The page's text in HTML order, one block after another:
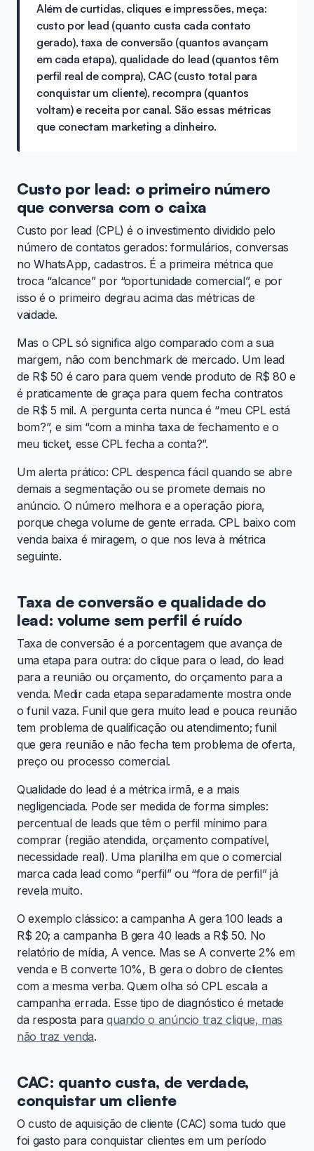
Além de curtidas, cliques e impressões, meça:
custo por lead (quanto custa cada contato
gerado), taxa de conversão (quantos avançam
em cada etapa), qualidade do lead (quantos têm
perfil real de compra), CAC (custo total para
conquistar um cliente), recompra (quantos
voltam) e receita por canal. São essas métricas
que conectam marketing a dinheiro.
Custo por lead: o primeiro número
que conversa com o caixa
Custo por lead (CPL) é o investimento dividido pelo
número de contatos gerados: formulários, conversas
no WhatsApp, cadastros. É a primeira métrica que
troca “alcance” por “oportunidade comercial”, e por
isso é o primeiro degrau acima das métricas de
vaidade.
Mas o CPL só significa algo comparado com a sua
margem, não com benchmark de mercado. Um lead
de R$ 50 é caro para quem vende produto de R$ 80 e
é praticamente de graça para quem fecha contratos
de R$ 5 mil. A pergunta certa nunca é “meu CPL está
bom?”, e sim “com a minha taxa de fechamento e o
meu ticket, esse CPL fecha a conta?”.
Um alerta prático: CPL despenca fácil quando se abre
demais a segmentação ou se promete demais no
anúncio. O número melhora e a operação piora,
porque chega volume de gente errada. CPL baixo com
venda baixa é miragem, o que nos leva à métrica
seguinte.
Taxa de conversão e qualidade do
lead: volume sem perfil é ruído
Taxa de conversão é a porcentagem que avança de
uma etapa para outra: do clique para o lead, do lead
para a reunião ou orçamento, do orçamento para a
venda. Medir cada etapa separadamente mostra onde
o funil vaza. Funil que gera muito lead e pouca reunião
tem problema de qualificação ou atendimento; funil
que gera reunião e não fecha tem problema de oferta,
preço ou processo comercial.
Qualidade do lead é a métrica irmã, e a mais
negligenciada. Pode ser medida de forma simples:
percentual de leads que têm o perfil mínimo para
comprar (região atendida, orçamento compatível,
necessidade real). Uma planilha em que o comercial
marca cada lead como “perfil” ou “fora de perfil” já
revela muito.
O exemplo clássico: a campanha A gera 100 leads a
R$ 20; a campanha B gera 40 leads a R$ 50. No
relatório de mídia, A vence. Mas se A converte 2% em
venda e B converte 10%, B gera o dobro de clientes
com a mesma verba. Quem olha só CPL escala a
campanha errada. Esse tipo de diagnóstico é metade
da resposta para quando o anúncio traz clique, mas
não traz venda.
CAC: quanto custa, de verdade,
conquistar um cliente
O custo de aquisição de cliente (CAC) soma tudo que
foi gasto para conquistar clientes em um período